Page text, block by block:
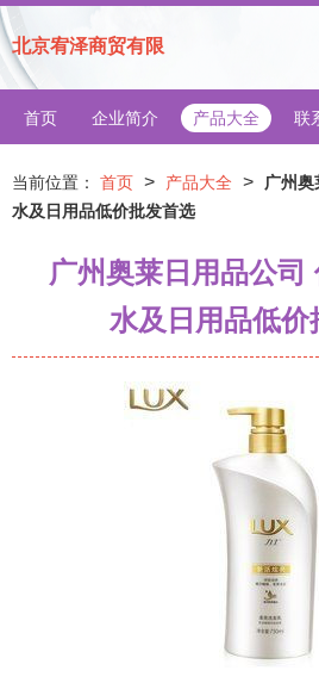
北京宥泽商贸有限
首页 企业简介 产品大全 联
当前位置： 首页 > 产品大全 >
广州
水及日用品低价批发首选
广州奥莱日用品公司
水及日用品低价